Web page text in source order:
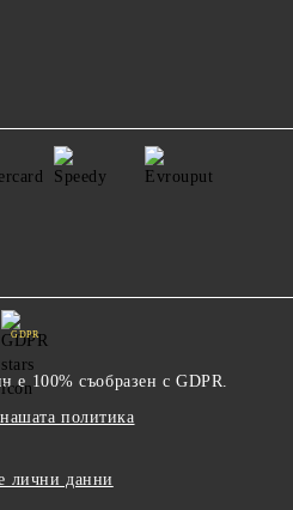
GDPR
е 100% съобразен с GDPR.
политика
лични данни